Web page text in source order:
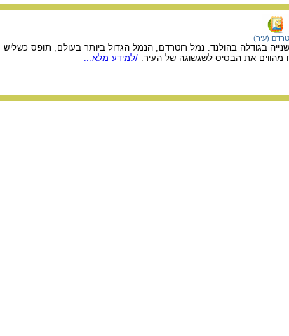
(עיר)
בגודלה בהולנד. נמל רוטרדם, הנמל הגדול ביותר בעולם, תופס
מהווים את הבסיס לשגשוגה של העיר. /למידע מלא...